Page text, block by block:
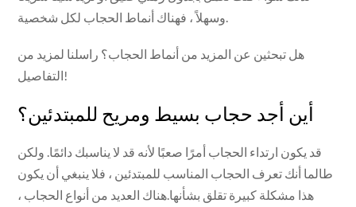
هل تبحثين عن المزيد من أنماط الحجاب؟ راسلنا لمزيد من
التفاصيل!
أين أجد حجاب بسيط ومريح للمبتدئين؟
قد يكون ارتداء الحجاب أمرًا صعبًا لأنه قد لا يناسبك دائمًا. ولكن
طالما أنك تعرف الحجاب المناسب للمبتدئين ، فلا ينبغي أن يكون
هذا مشكلة كبيرة تقلق بشأنها.هناك العديد من أنواع الحجاب ،